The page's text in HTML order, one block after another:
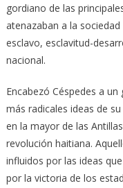
gordiano de las
atenazaban a la
esclavo, esclavitud-
nacional.
Encabezó Céspedes a
más radicales ideas de
en la mayor de las
revolución haitiana.
influidos por las ideas
por la victoria de los